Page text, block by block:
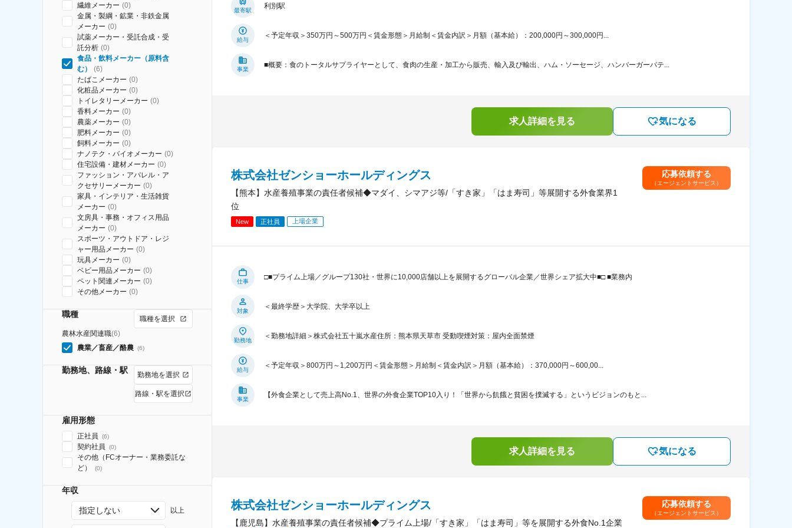
繊維メーカー (0)
金属・製綱・鉱業・非鉄金属
メーカー (0)
試薬メーカー・受託合成・受
託分析 (0)
食品・飲料メーカー（原料含
む）
(6)
たばこメーカー (0)
化粧品メーカー (0)
トイレタリーメーカー (0)
香料メーカー (0)
農薬メーカー (0)
肥料メーカー (0)
飼料メーカー (0)
ナノテク・バイオメーカー (0)
住宅設備・建材メーカー (0)
ファッション・アパレル・ア
クセサリーメーカー (0)
家具・インテリア・生活雑貨
メーカー (0)
文房具・事務・オフィス用品
メーカー (0)
スポーツ・アウトドア・レジ
ャー用品メーカー (0)
玩具メーカー (0)
ベビー用品メーカー (0)
ペット関連メーカー (0)
その他メーカー (0)
職種
職種を選択
農林水産関連職(6)
農業／畜産／酪農 (6)
勤務地、路線・駅 勤務地を選択
路線・駅を選択
雇用形態
正社員 (6)
契約社員 (0)
その他（FCオーナー・業務委託な
ど）
(0)
年収
指定しない 以上
最寄駅
利別駅
給与
＜予定年収＞350万円～500万円＜賃金形態＞月給制＜賃金内訳＞月額（基本給）：200,000円～300,000円...
事業
■概要：食のトータルサプライヤーとして、食肉の生産・加工から販売、輸入及び輸出、ハム・ソーセージ、ハンバーガーパテ...
求人詳細を見る 気になる
株式会社ゼンショーホールディングス
【熊本】水産養殖事業の責任者候補◆マダイ、シマアジ等/「すき家」「はま寿司」等展開する外食業界1
位
New 正社員 上場企業
応募依頼する
（エージェントサービス）
仕事
□■プライム上場／グループ130社・世界に10,000店舗以上を展開するグローバル企業／世界シェア拡大中■□ ■業務内
対象
＜最終学歴＞大学院、大学卒以上
勤務地
＜勤務地詳細＞株式会社五十嵐水産住所：熊本県天草市 受動喫煙対策：屋内全面禁煙
給与
＜予定年収＞800万円～1,200万円＜賃金形態＞月給制＜賃金内訳＞月額（基本給）：370,000円～600,00...
事業
【外食企業として売上高No.1、世界の外食企業TOP10入り！「世界から飢餓と貧困を撲滅する」というビジョンのもと...
求人詳細を見る 気になる
株式会社ゼンショーホールディングス
【鹿児島】水産養殖事業の責任者候補◆プライム上場/「すき家」「はま寿司」等を展開する外食No.1企業
応募依頼する
（エージェントサービス）